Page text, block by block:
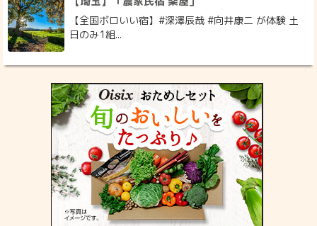
【全国ボロいい宿】#深澤辰哉 #向井康二 が体験 土
日のみ1組...